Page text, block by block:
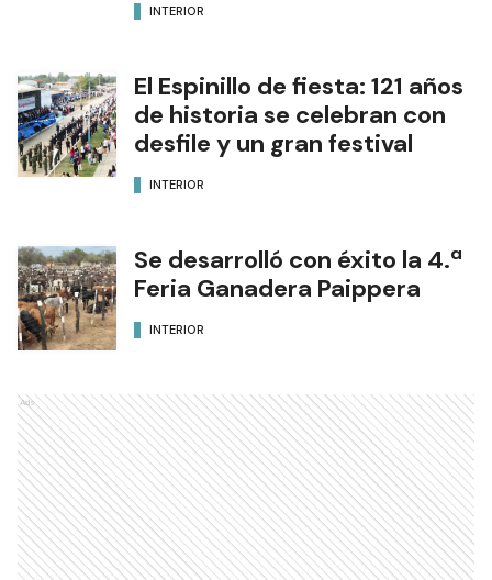
INTERIOR
El Espinillo de fiesta: 121 años
de historia se celebran con
desfile y un gran festival
INTERIOR
Se desarrolló con éxito la 4.ª
Feria Ganadera Paippera
INTERIOR
Ads